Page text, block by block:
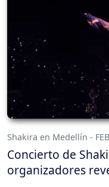
Shakira en Medellín -
Concierto de
organizadores